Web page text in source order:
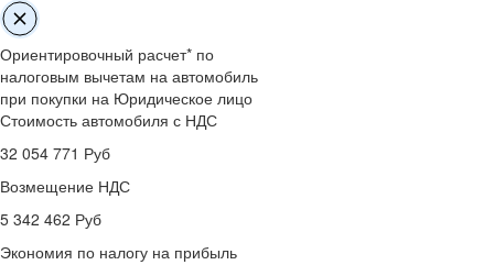
Ориентировочный расчет* по
налоговым вычетам на автомобиль
при покупки на Юридическое лицо
Стоимость автомобиля с НДС
32 054 771 Руб
Возмещение НДС
5 342 462 Руб
Экономия по налогу на прибыль